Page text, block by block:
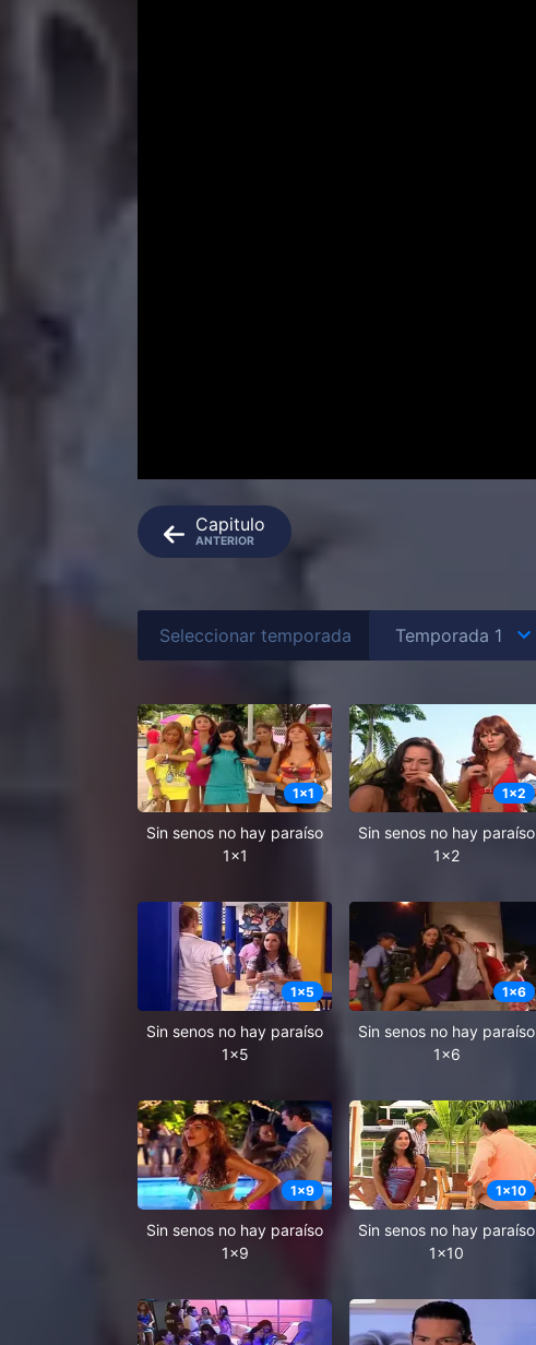
Capitulo
ANTERIOR
Seleccionar temporada
1x1
Sin senos no hay paraíso
1x1
1x2
Sin senos no hay paraíso
1x2
1x5
Sin senos no hay paraíso
1x5
1x6
Sin senos no hay paraíso
1x6
1x9
Sin senos no hay paraíso
1x9
1x10
Sin senos no hay paraíso
1x10